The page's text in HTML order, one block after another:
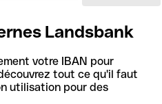
Landsbank
votre IBAN pour
tout ce qu'il faut
utilisation pour des